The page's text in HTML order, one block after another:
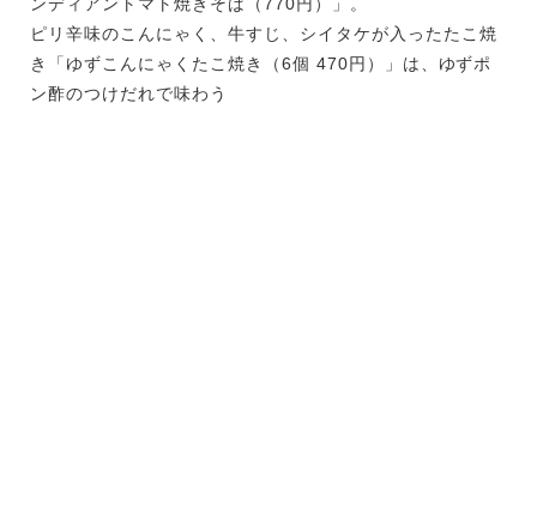
ンディアントマト焼きそば（770円）」。
ピリ辛味のこんにゃく、牛すじ、シイタケが入ったたこ焼
き「ゆずこんにゃくたこ焼き（6個 470円）」は、ゆずポ
ン酢のつけだれで味わう